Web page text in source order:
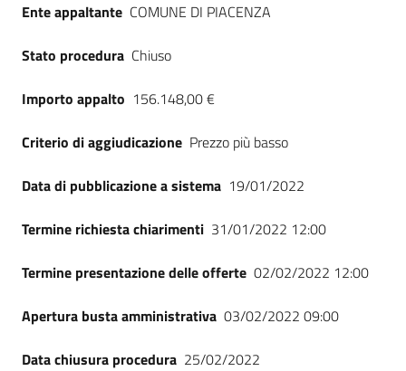
English
site
su
Ente appaltante COMUNE DI PIACENZA
Stato procedura Chiuso
Importo appalto 156.148,00 €
Criterio di aggiudicazione Prezzo più basso
Data di pubblicazione a sistema 19/01/2022
Termine richiesta chiarimenti 31/01/2022 12:00
Termine presentazione delle offerte 02/02/2022 12:00
Apertura busta amministrativa 03/02/2022 09:00
Data chiusura procedura 25/02/2022